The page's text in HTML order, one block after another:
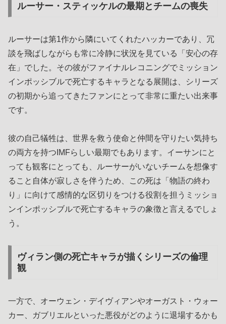
ルーサー・スティッケルの最期とチームの喪失
ルーサーは第1作から隣にいてくれたハッカーであり、冗
談を飛ばしながらも常に冷静に状況を見ている「安心の存
在」でした。その彼がファイナルレコニングでミッション
インポッシブルで死亡するキャラとなる展開は、シリーズ
の初期から追ってきたファンにとって非常に重たい出来事
です。
彼の自己犠牲は、世界を救う使命と仲間を守りたい気持ち
の両方を持つIMFらしい最期でもあります。イーサンにと
っても観客にとっても、ルーサーがいないチームを想像す
ること自体が寂しさを伴うため、この死は「物語の終わ
り」に向けて感情的な区切りをつける役割を担うミッショ
ンインポッシブルで死亡するキャラの象徴と言えるでしょ
う。
ヴィラン側の死亡キャラが描くシリーズの倫理
観
一方で、オーウェン・デイヴィアンやオーガスト・ウォー
カー、ガブリエルといった悪役がどのように退場するかも